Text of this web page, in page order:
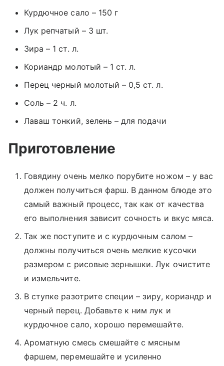
Курдючное сало – 150 г
Лук репчатый – 3 шт.
Зира – 1 ст. л.
Кориандр молотый – 1 ст. л.
Перец черный молотый – 0,5 ст. л.
Соль – 2 ч. л.
Лаваш тонкий, зелень – для подачи
Приготовление
Говядину очень мелко порубите ножом – у вас
должен получиться фарш. В данном блюде это
самый важный процесс, так как от качества
его выполнения зависит сочность и вкус мяса.
Так же поступите и с курдючным салом –
должны получиться очень мелкие кусочки
размером с рисовые зернышки. Лук очистите
и измельчите.
В ступке разотрите специи – зиру, кориандр и
черный перец. Добавьте к ним лук и
курдючное сало, хорошо перемешайте.
Ароматную смесь смешайте с мясным
фаршем, перемешайте и усиленно